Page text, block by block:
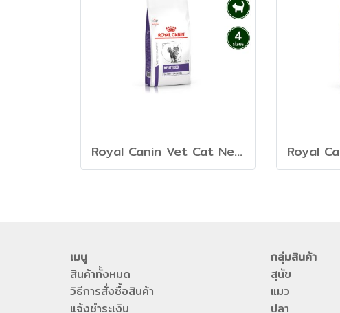
Royal Canin Vet Cat Neutered Satiety Balance - อาหารเม็ดแมวโตทำหมัน
เมนู
สินค้าทั้งหมด
วิธีการสั่งซื้อสินค้า
แจ้งชำระเงิน
กลุ่มสินค้า
สุนัข
แมว
ปลา